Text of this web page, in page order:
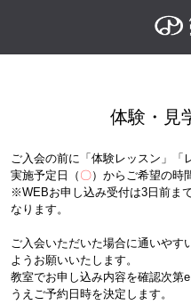
体験・見
ご入会の前に「体験レッスン」「
実施予定日（ 〇）からご希望の時
※WEBお申し込み受付は3日前ま
なります。
ご入会いただいた場合に通いやす
ようお願いいたします。
教室でお申し込み内容を確認次第
うえご予約日時を決定します。